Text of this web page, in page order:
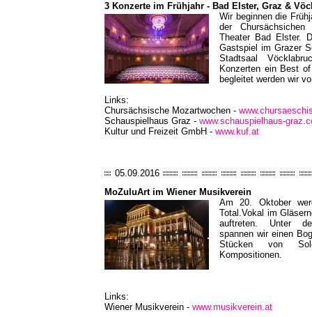
3 Konzerte im Frühjahr - Bad Elster, Graz &
Wir beginnen die
der
Theater Bad Elster.
Gastspiel im Grazer
Stadtsaal
Konzerten ein Best
begleitet werden wir
Links:
Chursächsische Mozartwochen -
Schauspielhaus Graz - www.schauspielhaus-
Kultur und Freizeit GmbH - www.kuf.at
05.09.2016
MoZuluArt im Wiener Musikverein
Am 20. Oktober
Total.Vokal im
auftreten. Unter
spannen wir einen
Stücken von
Kompositionen.
Links:
Wiener Musikverein - www.musikverein.at